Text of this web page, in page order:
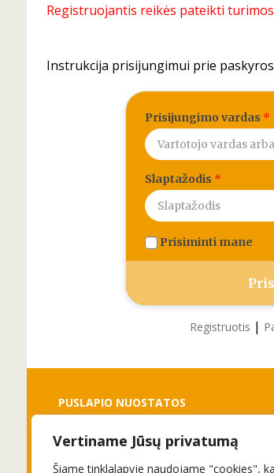
Vertiname Jūsų privatumą
Šiame tinklalapyje naudojame "cookies",
Registruojantis reikės pateikti
Instrukcija prisijungimui prie
Prisijungimo vardas *
Slaptažodis *
Prisiminti mane
Registruotis |
PUSLAPIO NUOSTATOS
Slapukai
Privatumo politika